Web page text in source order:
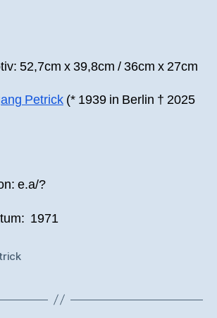
52,7cm x 39,8cm / 36cm x 27cm
Petrick (* 1939 in Berlin † 2025
e.a/?
1971